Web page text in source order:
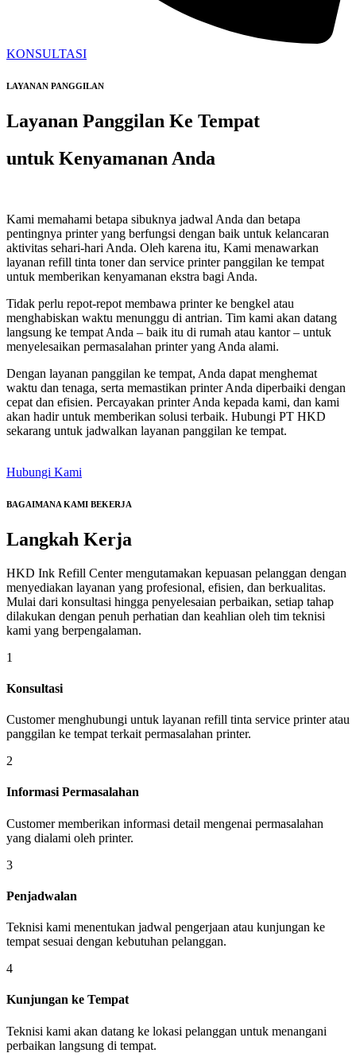
KONSULTASI
LAYANAN PANGGILAN
Layanan Panggilan Ke Tempat
untuk Kenyamanan Anda
Kami memahami betapa sibuknya jadwal Anda dan betapa
pentingnya printer yang berfungsi dengan baik untuk kelancaran
aktivitas sehari-hari Anda. Oleh karena itu, Kami menawarkan
layanan refill tinta toner dan service printer panggilan ke tempat
untuk memberikan kenyamanan ekstra bagi Anda.
Tidak perlu repot-repot membawa printer ke bengkel atau
menghabiskan waktu menunggu di antrian. Tim kami akan datang
langsung ke tempat Anda – baik itu di rumah atau kantor – untuk
menyelesaikan permasalahan printer yang Anda alami.
Dengan layanan panggilan ke tempat, Anda dapat menghemat
waktu dan tenaga, serta memastikan printer Anda diperbaiki dengan
cepat dan efisien. Percayakan printer Anda kepada kami, dan kami
akan hadir untuk memberikan solusi terbaik. Hubungi PT HKD
sekarang untuk jadwalkan layanan panggilan ke tempat.
Hubungi Kami
BAGAIMANA KAMI BEKERJA
Langkah Kerja
HKD Ink Refill Center mengutamakan kepuasan pelanggan dengan
menyediakan layanan yang profesional, efisien, dan berkualitas.
Mulai dari konsultasi hingga penyelesaian perbaikan, setiap tahap
dilakukan dengan penuh perhatian dan keahlian oleh tim teknisi
kami yang berpengalaman.
1
Konsultasi
Customer menghubungi untuk layanan refill tinta service printer atau
panggilan ke tempat terkait permasalahan printer.
2
Informasi Permasalahan
Customer memberikan informasi detail mengenai permasalahan
yang dialami oleh printer.
3
Penjadwalan
Teknisi kami menentukan jadwal pengerjaan atau kunjungan ke
tempat sesuai dengan kebutuhan pelanggan.
4
Kunjungan ke Tempat
Teknisi kami akan datang ke lokasi pelanggan untuk menangani
perbaikan langsung di tempat.